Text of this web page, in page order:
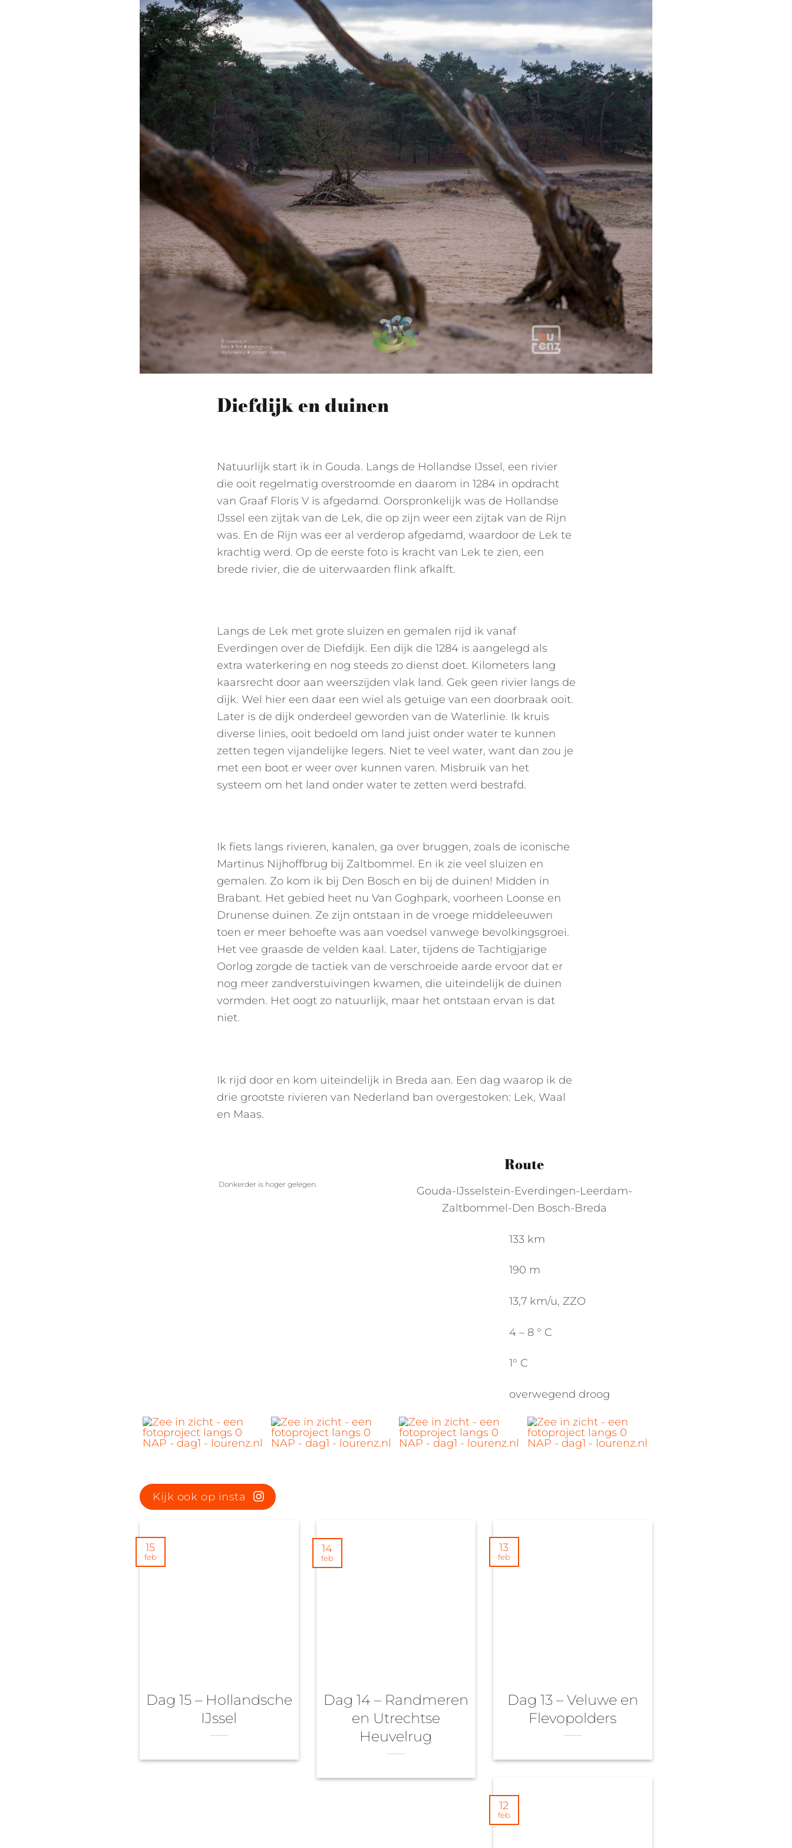
Diefdijk en duinen
Natuurlijk start ik in Gouda. Langs de Hollandse IJssel, een rivier
die ooit regelmatig overstroomde en daarom in 1284 in opdracht
van Graaf Floris V is afgedamd. Oorspronkelijk was de Hollandse
IJssel een zijtak van de Lek, die op zijn weer een zijtak van de Rijn
was. En de Rijn was eer al verderop afgedamd, waardoor de Lek te
krachtig werd. Op de eerste foto is kracht van Lek te zien, een
brede rivier, die de uiterwaarden flink afkalft.
Langs de Lek met grote sluizen en gemalen rijd ik vanaf
Everdingen over de Diefdijk. Een dijk die 1284 is aangelegd als
extra waterkering en nog steeds zo dienst doet. Kilometers lang
kaarsrecht door aan weerszijden vlak land. Gek geen rivier langs de
dijk. Wel hier een daar een wiel als getuige van een doorbraak ooit.
Later is de dijk onderdeel geworden van de Waterlinie. Ik kruis
diverse linies, ooit bedoeld om land juist onder water te kunnen
zetten tegen vijandelijke legers. Niet te veel water, want dan zou je
met een boot er weer over kunnen varen. Misbruik van het
systeem om het land onder water te zetten werd bestrafd.
Ik fiets langs rivieren, kanalen, ga over bruggen, zoals de iconische
Martinus Nijhoffbrug bij Zaltbommel. En ik zie veel sluizen en
gemalen. Zo kom ik bij Den Bosch en bij de duinen! Midden in
Brabant. Het gebied heet nu Van Goghpark, voorheen Loonse en
Drunense duinen. Ze zijn ontstaan in de vroege middeleeuwen
toen er meer behoefte was aan voedsel vanwege bevolkingsgroei.
Het vee graasde de velden kaal. Later, tijdens de Tachtigjarige
Oorlog zorgde de tactiek van de verschroeide aarde ervoor dat er
nog meer zandverstuivingen kwamen, die uiteindelijk de duinen
vormden. Het oogt zo natuurlijk, maar het ontstaan ervan is dat
niet.
Ik rijd door en kom uiteindelijk in Breda aan. Een dag waarop ik de
drie grootste rivieren van Nederland ban overgestoken: Lek, Waal
en Maas.
Donkerder is hoger gelegen.
Route
Gouda-IJsselstein-Everdingen-Leerdam-
Zaltbommel-Den Bosch-Breda
133 km
190 m
13,7 km/u, ZZO
4 – 8 ° C
1° C
overwegend droog
Kijk ook op insta
Dag 15 – Hollandsche
IJssel
15
feb
Dag 14 – Randmeren
en Utrechtse
Heuvelrug
14
feb
Dag 13 – Veluwe en
Flevopolders
13
feb
12
feb